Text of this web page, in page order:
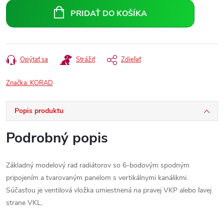
cena:
PRIDAŤ DO KOŠÍKA
Opýtať sa Strážiť Zdieľať
Značka: KORAD
Popis produktu
Podrobný popis
Základný modelový rad radiátorov so 6-bodovým spodným
pripojením a tvarovaným panelom s vertikálnymi kanálikmi.
Súčasťou je ventilová vložka umiestnená na pravej VKP alebo ľavej
strane VKL,